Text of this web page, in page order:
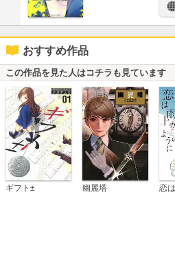
おすすめ作品
この作品を見た人はコチラも見ています
ギフト± 幽麗塔